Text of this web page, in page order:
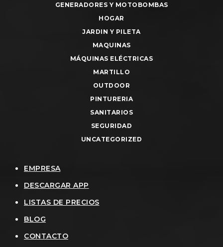
GENERADORES Y MOTOBOMBAS
HOGAR
JARDIN Y PILETA
MAQUINAS
MÁQUINAS ELÉCTRICAS
MARTILLO
OUTDOOR
PINTURERIA
SANITARIOS
SEGURIDAD
UNCATEGORIZED
EMPRESA
DESCARGAR APP
LISTAS DE PRECIOS
BLOG
CONTACTO